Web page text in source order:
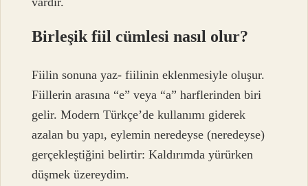
Birleşik fiil cümlesi nasıl olur?
Fiilin sonuna yaz- fiilinin eklenmesiyle oluşur.
Fiillerin arasına “e” veya “a” harflerinden biri
gelir. Modern Türkçe’de kullanımı giderek
azalan bu yapı, eylemin neredeyse (neredeyse)
gerçekleştiğini belirtir: Kaldırımda yürürken
düşmek üzereydim.